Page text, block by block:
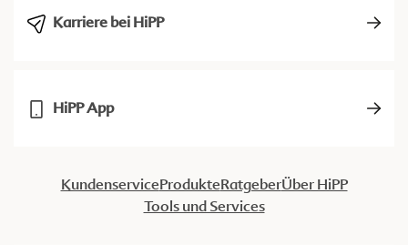
Karriere bei HiPP
HiPP App
KundenserviceProdukteRatgeberÜber HiPP
Tools und Services